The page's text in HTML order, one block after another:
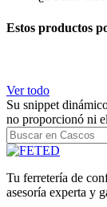
Estos productos
Ver todo
Su snippet
no proporcionó ni
Tu ferretería de
asesoría experta y